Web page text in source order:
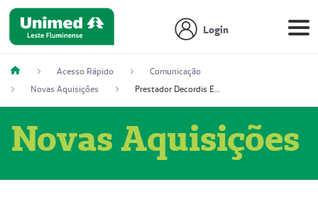
Login
Acesso Rápido
Comunicação
Novas Aquisições
Prestador Decordis Exames Cardiológicos LTDA (51004346-0)
Novas Aquisições